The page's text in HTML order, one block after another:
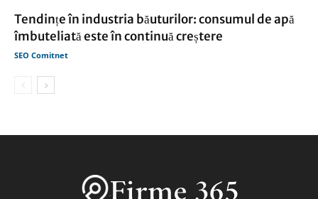
Tendințe în industria băuturilor: consumul de apă
îmbuteliată este în continuă creștere
SEO Comitnet